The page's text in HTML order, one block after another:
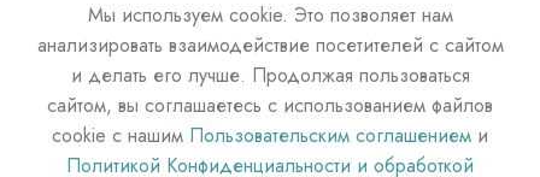
ПОИСК
Мы используем cookie. Это позволяет нам
анализировать взаимодействие посетителей с сайтом
и делать его лучше. Продолжая пользоваться
сайтом, вы соглашаетесь с использованием файлов
cookie с нашим Пользовательским соглашением и
Политикой Конфиденциальности и обработкой